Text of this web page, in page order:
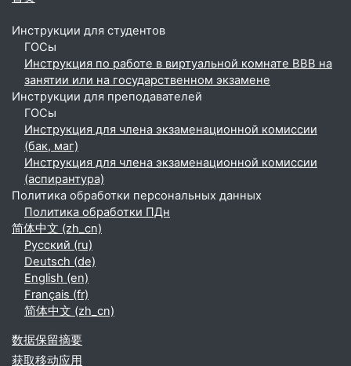
Инструкции для студентов
ГОСы
Инструкция по работе в виртуальной комнате BBB на
занятии или на государственном экзамене
Инструкции для преподавателей
ГОСы
Инструкция для члена экзаменационной комиссии
(бак, маг)
Инструкция для члена экзаменационной комиссии
(аспирантура)
Политика обработки персональных данных
Политика обработки ПДн
简体中文 ‎(zh_cn)‎
Русский ‎(ru)‎
Deutsch ‎(de)‎
English ‎(en)‎
Français ‎(fr)‎
简体中文 ‎(zh_cn)‎
‎数据保留摘要‎
获取移动应用